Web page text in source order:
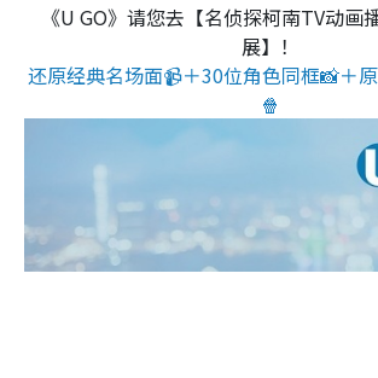
《U GO》请您去【名侦探柯南TV动画
展】！
还原经典名场面📹＋30位角色同框📸＋
🍿